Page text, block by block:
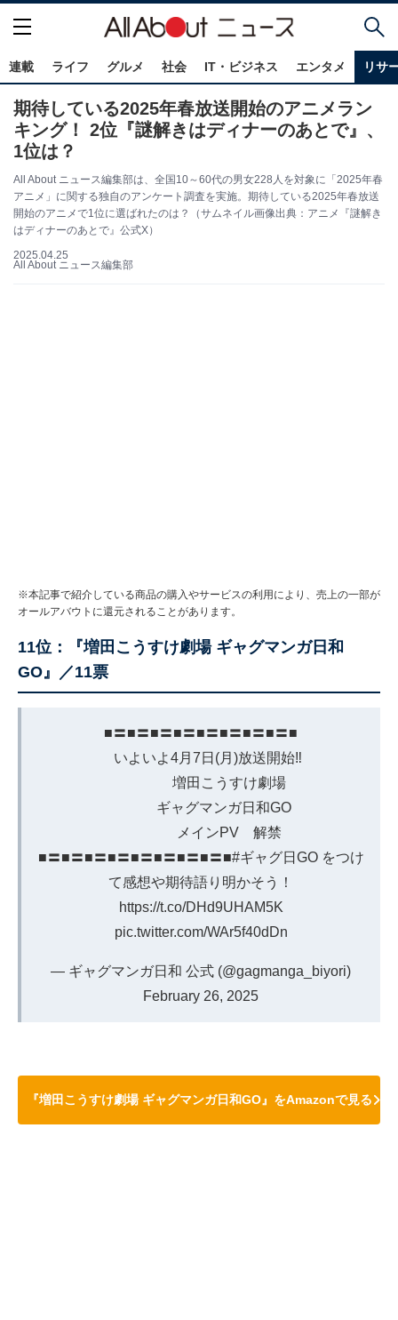
連載 ライフ グルメ 社会 IT・ビジネス エンタメ リサ
期待している2025年春放送開始のアニメラン
キング！ 2位『謎解きはディナーのあとで』、
1位は？
All About ニュース編集部は、全国10～60代の男女228人を対象に「2025年春
アニメ」に関する独自のアンケート調査を実施。期待している2025年春放送
開始のアニメで1位に選ばれたのは？（サムネイル画像出典：アニメ『謎解き
はディナーのあとで』公式X）
2025.04.25
All About ニュース編集部
※本記事で紹介している商品の購入やサービスの利用により、売上の一部が
オールアバウトに還元されることがあります。
11位：『増田こうすけ劇場 ギャグマンガ日和
GO』／11票
■〓■〓■〓■〓■〓■〓■〓■〓■
いよいよ4月7日(月)放送開始‼️
増田こうすけ劇場
ギャグマンガ日和GO
メインPV 解禁
■〓■〓■〓■〓■〓■〓■〓■〓■#ギャグ日GOをつけ
て感想や期待語り明かそう！
https://t.co/DHd9UHAM5K
pic.twitter.com/WAr5f40dDn
— ギャグマンガ日和 公式 (@gagmanga_biyori)
February 26, 2025
『増田こうすけ劇場 ギャグマンガ日和GO』をAmazonで見る